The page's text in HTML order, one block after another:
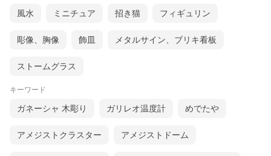
風水 ミニチュア 招き猫 フィギュリン
彫像、胸像 飾皿 メタルサイン、ブリキ看板
ストームグラス
キーワード
ガネーシャ 木彫り ガリレオ温度計 めでたや
アメジストクラスター アメジストドーム